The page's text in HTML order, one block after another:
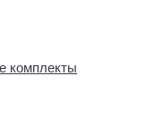
комплекты